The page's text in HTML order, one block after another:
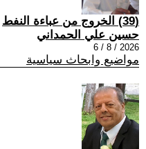
(39) الخروج من عباءة النفط
حسين علي الحمداني
2026 / 8 / 6
مواضيع وابحاث سياسية